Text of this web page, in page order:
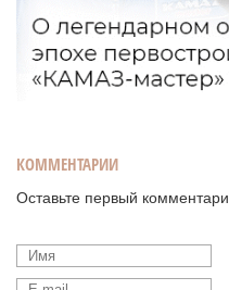
КОММЕНТАРИИ
Оставьте первый